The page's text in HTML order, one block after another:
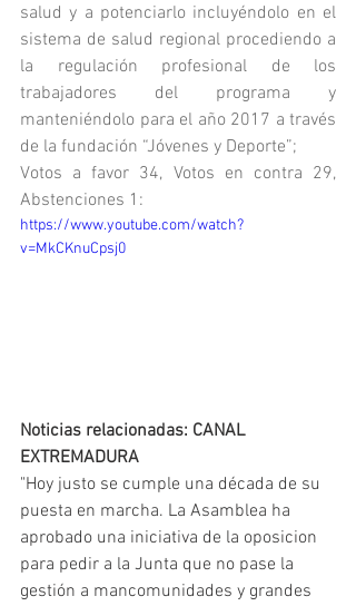
salud y a potenciarlo incluyéndolo en el
sistema de salud regional procediendo a
la regulación profesional de los
trabajadores del programa y
manteniéndolo para el año 2017 a través
de la fundación “Jóvenes y Deporte”;
Votos a favor 34, Votos en contra 29,
Abstenciones 1:
https://www.youtube.com/watch?
v=MkCKnuCpsj0
Noticias relacionadas: CANAL
EXTREMADURA
"Hoy justo se cumple una década de su
puesta en marcha. La Asamblea ha
aprobado una iniciativa de la oposicion
para pedir a la Junta que no pase la
gestión a mancomunidades y grandes